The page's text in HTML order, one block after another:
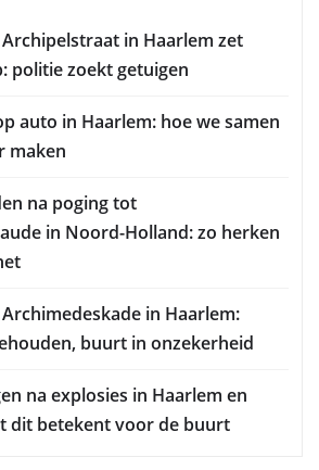
in Haarlem zet
politie zoekt getuigen
auto in Haarlem: hoe we samen
maken
na poging tot
in Noord-Holland: zo herken
in Haarlem:
buurt in onzekerheid
na explosies in Haarlem en
dit betekent voor de buurt